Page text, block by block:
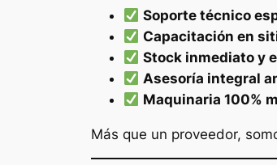
Soporte técnico
Capacitación en
Stock inmediato y
Asesoría integral
Maquinaria 100%
Más que un proveedor,